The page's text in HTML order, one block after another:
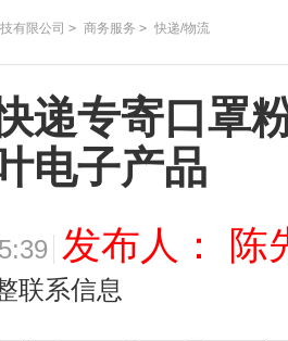
有限公司 > 商务服务 > 快递/物流
递专寄口罩
电子产品
发布人： 陈
联系信息